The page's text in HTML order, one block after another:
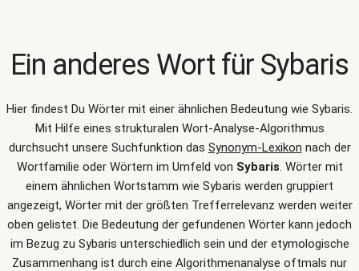
Ein anderes Wort für Sybaris
Hier findest Du Wörter mit einer ähnlichen Bedeutung wie Sybaris.
Mit Hilfe eines strukturalen Wort-Analyse-Algorithmus
durchsucht unsere Suchfunktion das Synonym-Lexikon nach der
Wortfamilie oder Wörtern im Umfeld von Sybaris. Wörter mit
einem ähnlichen Wortstamm wie Sybaris werden gruppiert
angezeigt, Wörter mit der größten Trefferrelevanz werden weiter
oben gelistet. Die Bedeutung der gefundenen Wörter kann jedoch
im Bezug zu Sybaris unterschiedlich sein und der etymologische
Zusammenhang ist durch eine Algorithmenanalyse oftmals nur